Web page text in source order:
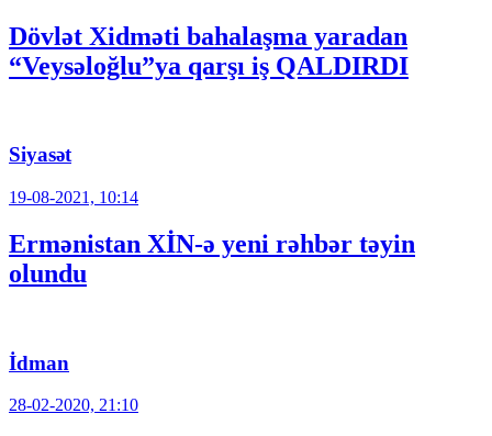
Dövlət Xidməti bahalaşma yaradan
“Veysəloğlu”ya qarşı iş QALDIRDI
Siyasət
19-08-2021, 10:14
Ermənistan XİN-ə yeni rəhbər təyin
olundu
İdman
28-02-2020, 21:10